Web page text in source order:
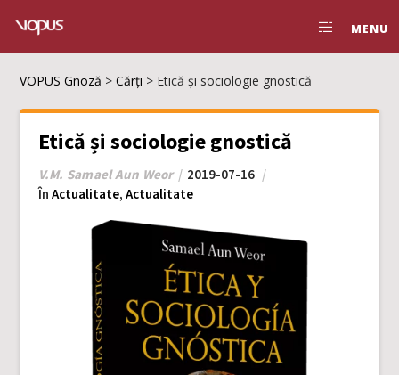
MENU
VOPUS Gnoză >Cărți > Etică și sociologie gnostică
Etică și sociologie gnostică
V.M. Samael Aun Weor
2019-07-16
În Actualitate, Actualitate